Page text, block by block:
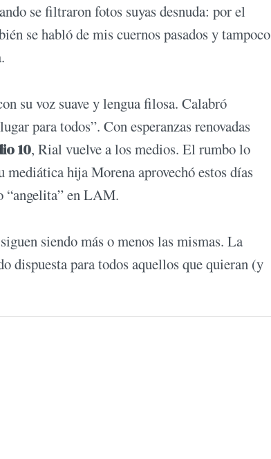
se filtraron fotos suyas desnuda: por el
se habló de mis cuernos pasados y tampoco
su voz suave y lengua filosa. Calabró
para todos”. Con esperanzas renovadas
10, Rial vuelve a los medios. El rumbo lo
hija Morena aprovechó estos días
“angelita” en LAM.
siendo más o menos las mismas. La
dispuesta para todos aquellos que quieran (y